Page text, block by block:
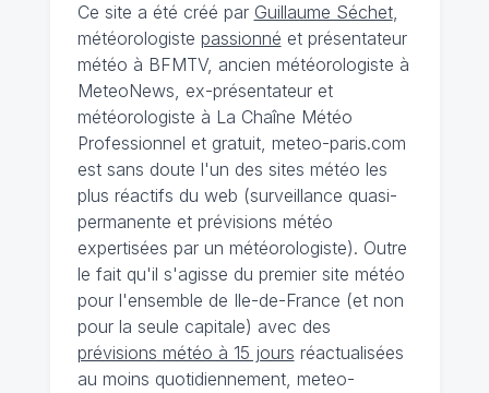
Ce site a été créé par Guillaume Séchet,
météorologiste passionné et présentateur
météo à BFMTV, ancien météorologiste à
MeteoNews, ex-présentateur et
météorologiste à La Chaîne Météo
Professionnel et gratuit, meteo-paris.com
est sans doute l'un des sites météo les
plus réactifs du web (surveillance quasi-
permanente et prévisions météo
expertisées par un météorologiste). Outre
le fait qu'il s'agisse du premier site météo
pour l'ensemble de Ile-de-France (et non
pour la seule capitale) avec des
prévisions météo à 15 jours réactualisées
au moins quotidiennement, meteo-